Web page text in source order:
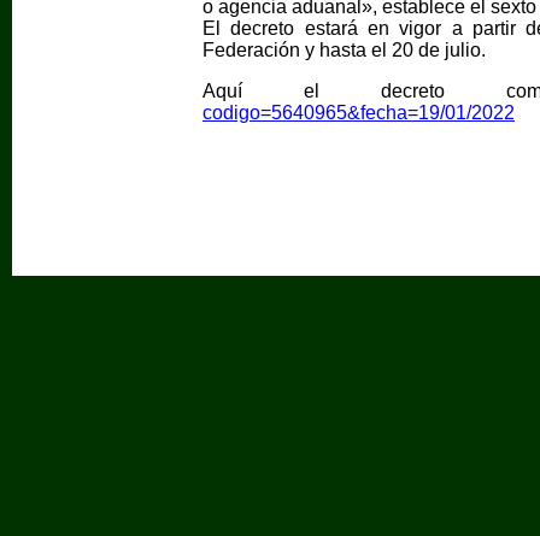
o agencia aduanal», establece el
El decreto estará en vigor a partir
Federación y hasta el 20 de julio.
Aquí el decreto
codigo=5640965&fecha=19/01/2022